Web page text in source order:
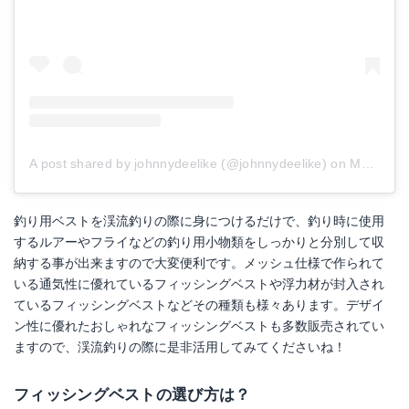
A post shared by johnnydeelike (@johnnydeelike) on May 8, 2018 at 3:37am PDT
釣り用ベストを渓流釣りの際に身につけるだけで、釣り時に使用
するルアーやフライなどの釣り用小物類をしっかりと分別して収
納する事が出来ますので大変便利です。メッシュ仕様で作られて
いる通気性に優れているフィッシングベストや浮力材が封入され
ているフィッシングベストなどその種類も様々あります。デザイ
ン性に優れたおしゃれなフィッシングベストも多数販売されてい
ますので、渓流釣りの際に是非活用してみてくださいね！
フィッシングベストの選び方は？